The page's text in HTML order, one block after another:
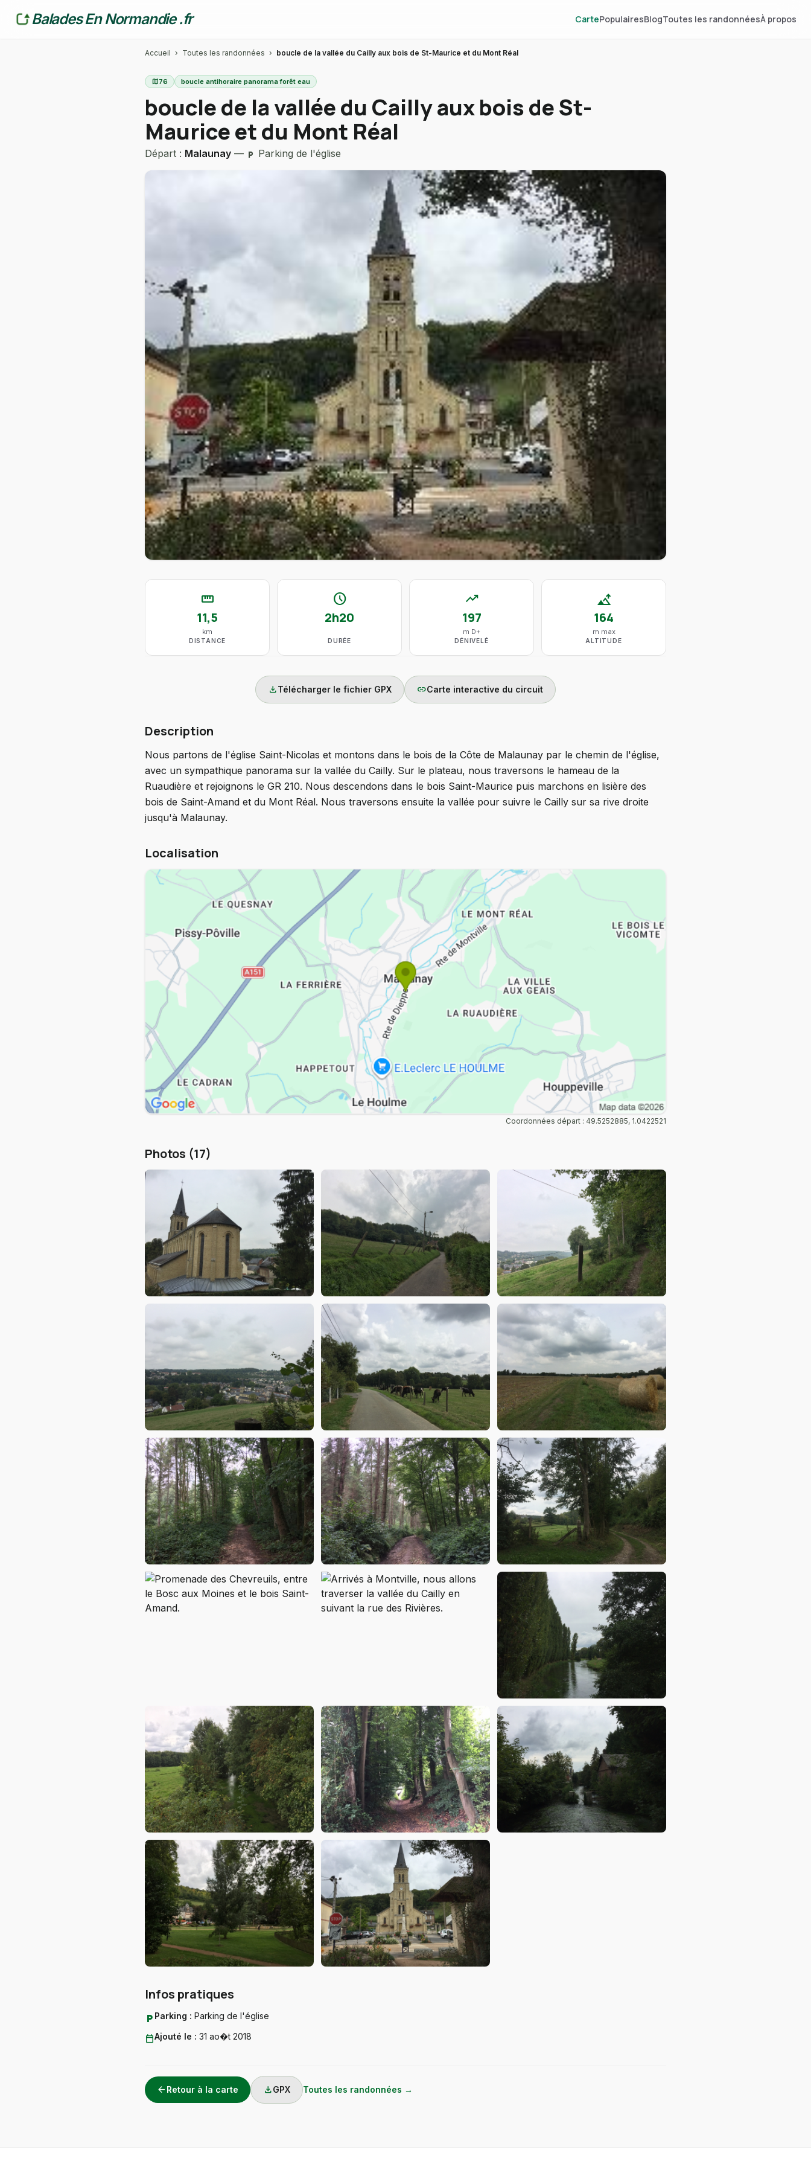
Balades En Normandie .fr CartePopulairesBlogToutes les randonnéesÀ propos
Accueil › Toutes les randonnées › boucle de la vallée du Cailly aux bois de St-Maurice et du Mont Réal
map76 boucle antihoraire panorama forêt eau
boucle de la vallée du Cailly aux bois de St-
Maurice et du Mont Réal
Départ : Malaunay — local_parking Parking de l'église
straighten
11,5
km
DISTANCE
schedule
2h20
DURÉE
trending_up
197
m D+
DÉNIVELÉ
altitude
164
m max
ALTITUDE
downloadTélécharger le fichier GPX linkCarte interactive du circuit
Description
Nous partons de l'église Saint-Nicolas et montons dans le bois de la Côte de Malaunay par le chemin de l'église,
avec un sympathique panorama sur la vallée du Cailly. Sur le plateau, nous traversons le hameau de la
Ruaudière et rejoignons le GR 210. Nous descendons dans le bois Saint-Maurice puis marchons en lisière des
bois de Saint-Amand et du Mont Réal. Nous traversons ensuite la vallée pour suivre le Cailly sur sa rive droite
jusqu'à Malaunay.
Localisation
Coordonnées départ : 49.5252885, 1.0422521
Photos (17)
Infos pratiques
local_parking Parking : Parking de l'église
calendar_todayAjouté le : 31 ao�t 2018
arrow_back Retour à la carte downloadGPX Toutes les randonnées →